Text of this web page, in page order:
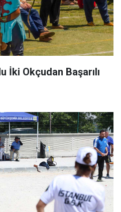
İki Okçudan Başarılı